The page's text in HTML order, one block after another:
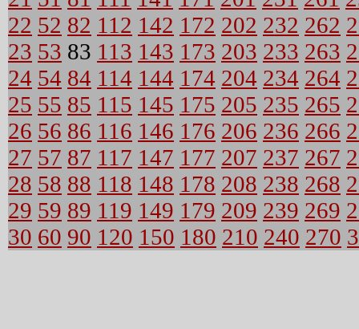
22 52 82 112 142 172 202 232 262
23 53 83 113 143 173 203 233 263
24 54 84 114 144 174 204 234 264
25 55 85 115 145 175 205 235 265
26 56 86 116 146 176 206 236 266
27 57 87 117 147 177 207 237 267
28 58 88 118 148 178 208 238 268
29 59 89 119 149 179 209 239 269
30 60 90 120 150 180 210 240 270